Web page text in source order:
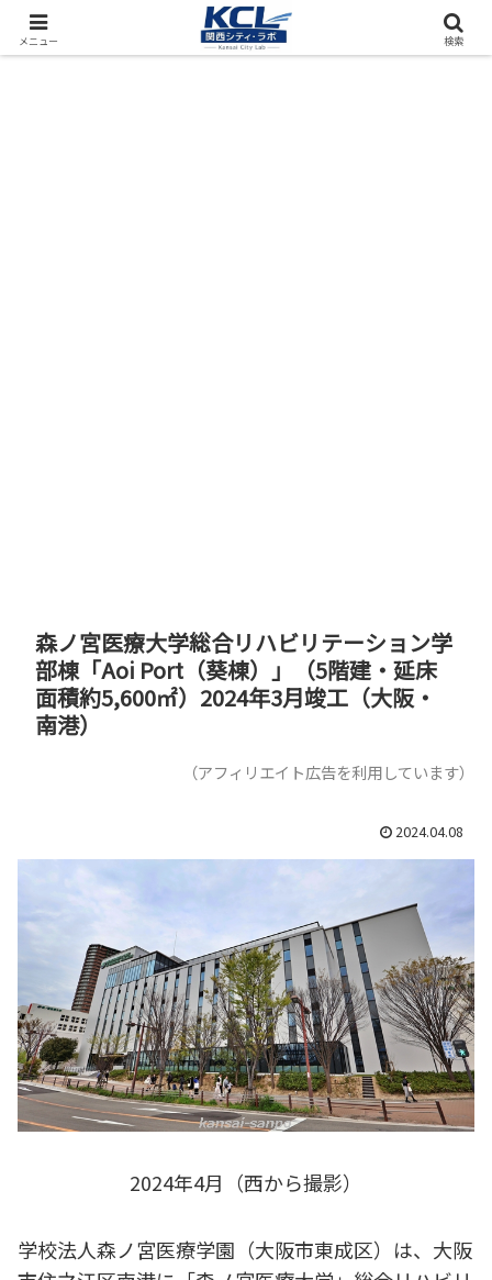
都市再開発をフィールド調査（累計アクセス数4000万PV）
森ノ宮医療大学総合リハビリテーション学
部棟「Aoi Port（葵棟）」（5階建・延床
面積約5,600㎡）2024年3月竣工（大阪・
南港）
（アフィリエイト広告を利用しています）
2024.04.08
2024年4月（西から撮影）
学校法人森ノ宮医療学園（大阪市東成区）は、大阪
メニュー 検索